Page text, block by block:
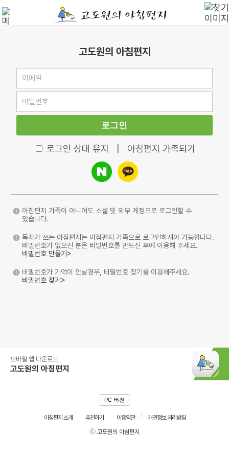
고도원의 아침편지
로그인
로그인 상태 유지 아침편지 가족되기
아침편지 가족이 아니어도 소셜 및 외부 계정으로 로그인할 수
있습니다.
독자가 쓰는 아침편지는 아침편지 가족으로 로그인하셔야 가능합니다.
비밀번호가 없으신 분은 비밀번호를 만드신 후에 이용해 주세요.
비밀번호 만들기>
비밀번호가 기억이 안날경우, 비밀번호 찾기를 이용해주세요.
비밀번호 찾기>
모바일 앱 다운로드
고도원의 아침편지
PC 버전
아침편지 소개 추천하기 이용약관
개인정보 처리방침
ⓒ 고도원의 아침편지